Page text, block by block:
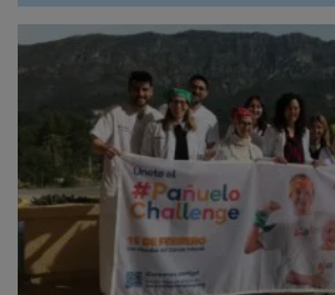
Órganos e Sangue, ADOS, para
entre los escolares de 5º y 6º de
ciclo de ESO.